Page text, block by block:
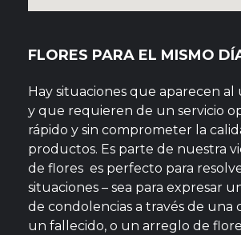
FLORES PARA EL MISMO
Hay situaciones que aparecen
y que requieren de un servicio
rápido y sin comprometer la
productos. Es parte de nuestra
de flores es perfecto para
situaciones – sea para expresar
de condolencias a través de una
un fallecido, o un arreglo de